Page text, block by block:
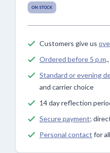
ON STOCK
Customers give us
Ordered before 5 p.m
Standard or evening
and carrier choice
14 day reflection
Secure payment;
Personal contact for